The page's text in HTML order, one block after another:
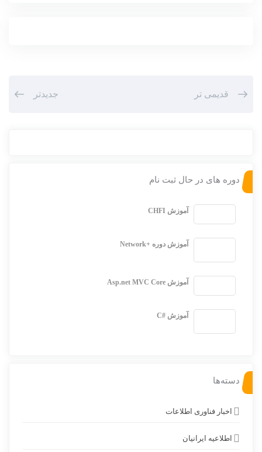
قدیمی تر جدیدتر
دوره های در حال ثبت نام
آموزش CHFI
آموزش دوره +Network
آموزش Asp.net MVC Core
آموزش #C
دسته‌ها
اخبار فناوری اطلاعات
اطلاعیه ایرانیان